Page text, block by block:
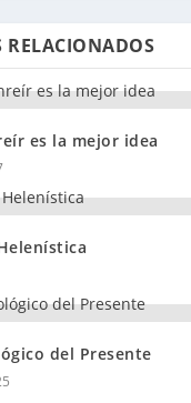
RELACIONADOS
es la mejor idea
del Presente